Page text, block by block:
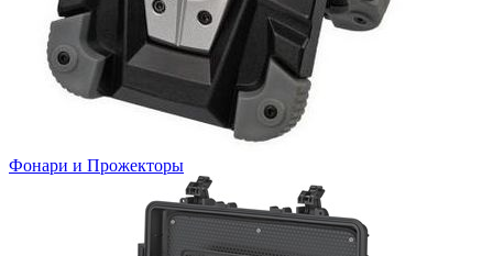
Фонари и Прожекторы